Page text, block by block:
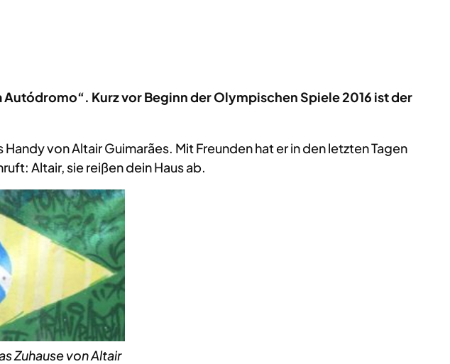
Autódromo“. Kurz vor Beginn der Olympischen Spiele 2016 ist der
von Altair Guimarães. Mit Freunden hat er in den letzten Tagen
Altair, sie reißen dein Haus ab.
Zuhause von Altair